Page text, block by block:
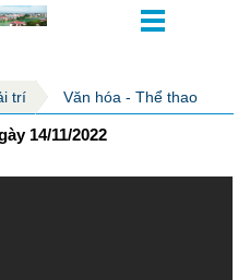
trí
Văn hóa - Thể thao
14/11/2022